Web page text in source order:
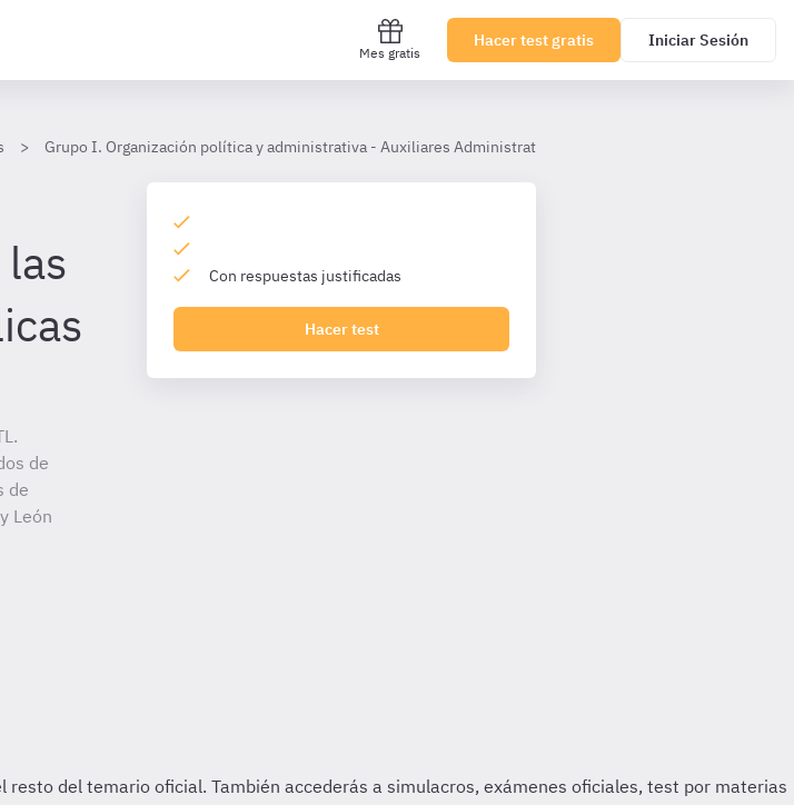
Mes gratis
Hacer test gratis Iniciar Sesión
Grupo I. Organización política y administrativa - Auxiliares Administrativos Castilla y León
de
de
León
Con respuestas justificadas
Hacer test